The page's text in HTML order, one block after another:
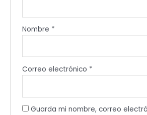
Nombre *
Correo electrónico *
Guarda mi nombre, correo